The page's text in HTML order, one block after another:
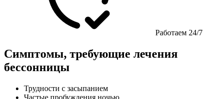
Работаем 24/7
Симптомы, требующие лечения
бессонницы
Трудности с засыпанием
Частые пробуждения ночью